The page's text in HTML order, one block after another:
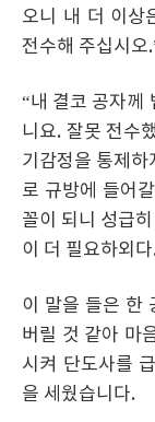
오니 내 더 이상
전수해 주십시오
“내 결코 공자께
니요. 잘못 전수
기감정을 통제하
로 규방에 들어
꼴이 되니 성급
이 더 필요하외다
이 말을 들은 한
버릴 것 같아 마
시켜 단도사를
을 세웠습니다.